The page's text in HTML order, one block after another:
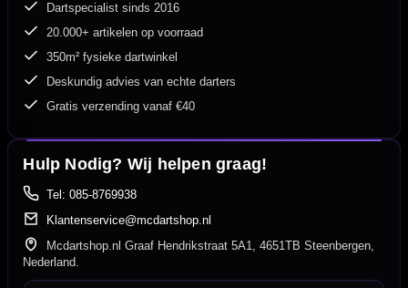
Dartspecialist sinds 2016
20.000+ artikelen op voorraad
350m² fysieke dartwinkel
Deskundig advies van echte darters
Gratis verzending vanaf €40
Hulp Nodig? Wij helpen graag!
Tel: 085-8769938
Klantenservice@mcdartshop.nl
Mcdartshop.nl Graaf Hendrikstraat 5A1, 4651TB Steenbergen,
Nederland.